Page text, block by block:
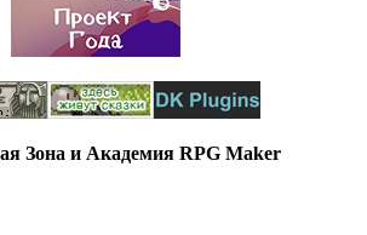
Зона и Академия RPG Maker